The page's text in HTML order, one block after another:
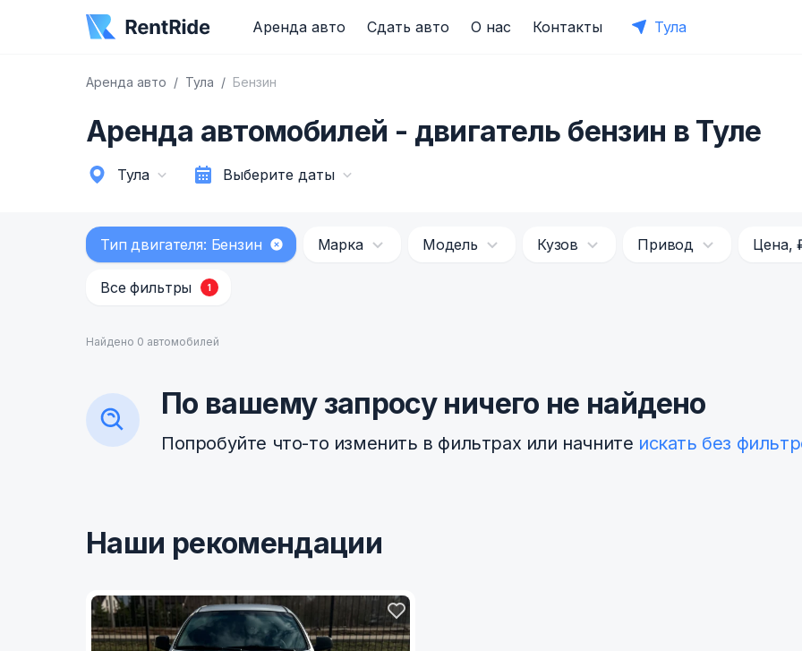
Аренда авто Сдать авто О нас Контакты Тула
Аренда авто Тула Бензин
Аренда автомобилей - двигатель бензин в Туле
Тула Выберите даты
Тип двигателя: Бензин Марка Модель Кузов Привод Цена,
Все фильтры 1
Найдено 0 автомобилей
По вашему запросу ничего не найдено
Попробуйте что-то изменить в фильтрах или начните искать без
Наши рекомендации